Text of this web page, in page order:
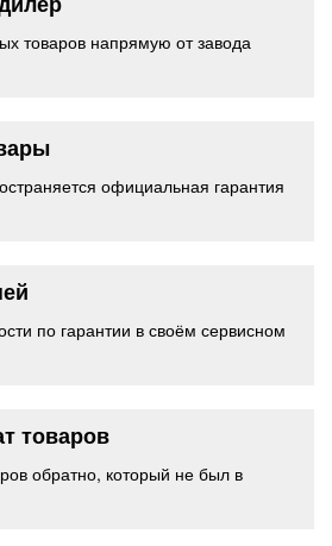
товаров напрямую от завода
официальная гарантия
по гарантии в своём сервисном
товаров
обратно, который не был в